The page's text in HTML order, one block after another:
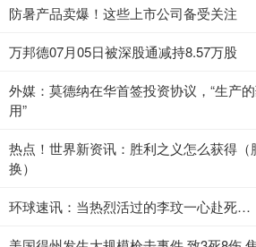
防暑产品卖爆！这些上市公司备受关注
万邦德07月05日被深股通减持8.57万股
外媒：莫德纳在华首签投资协议，“生产
用”
热点！世界新资讯：胜利之义怎么获得
换）
环球速讯：当热烈活过的李玟一心赴死…